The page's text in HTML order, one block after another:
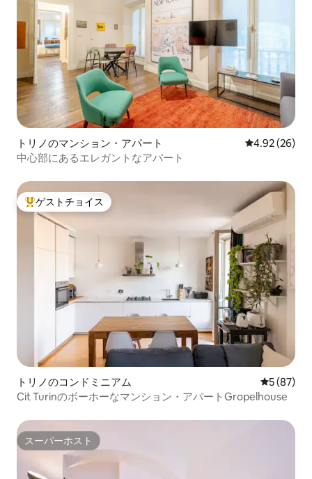
トリノのマンション・アパート レビュー26
4.92 (26)
中心部にあるエレガントなアパート
大好評のゲストチョイスです。
ゲストチョイス
トリノのコンドミニアム レビュー
5 (87)
Cit Turinのボーホーなマンション・アパートGropelhouse
スーパーホスト
スーパーホスト